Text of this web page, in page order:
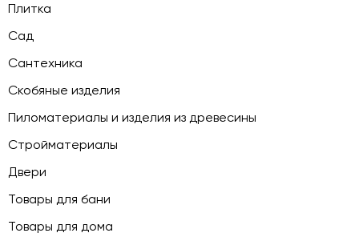
Плитка
Сад
Сантехника
Скобяные изделия
Пиломатериалы и изделия из древесины
Стройматериалы
Двери
Товары для бани
Товары для дома